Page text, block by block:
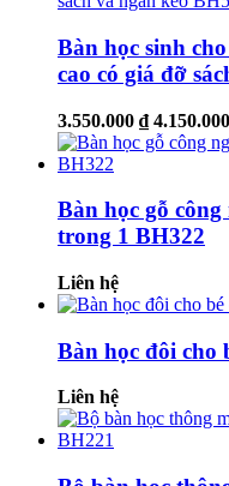
Bàn học sinh
cao có giá đỡ
3.550.000 ₫
Bàn học gỗ
trong 1 BH322
Liên hệ
Bàn học đôi cho
Liên hệ